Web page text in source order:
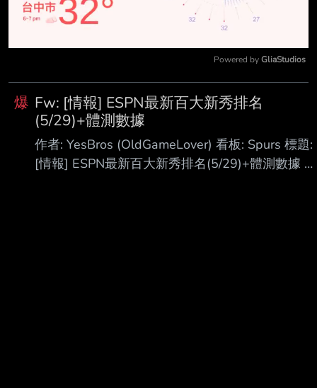
Powered by GliaStudios
爆 Fw: [情報] ESPN最新百大新秀排名
(5/29)+體測數據
作者: YesBros (OldGameLover) 看板: Spurs 標題:
[情報] ESPN最新百大新秀排名(5/29)+體測數據 時